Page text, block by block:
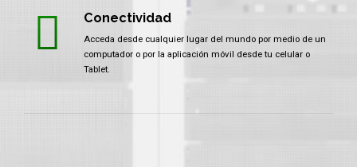
Conectividad
Acceda desde cualquier lugar del mundo por medio de un
computador o por la aplicación móvil desde tu celular o
Tablet.